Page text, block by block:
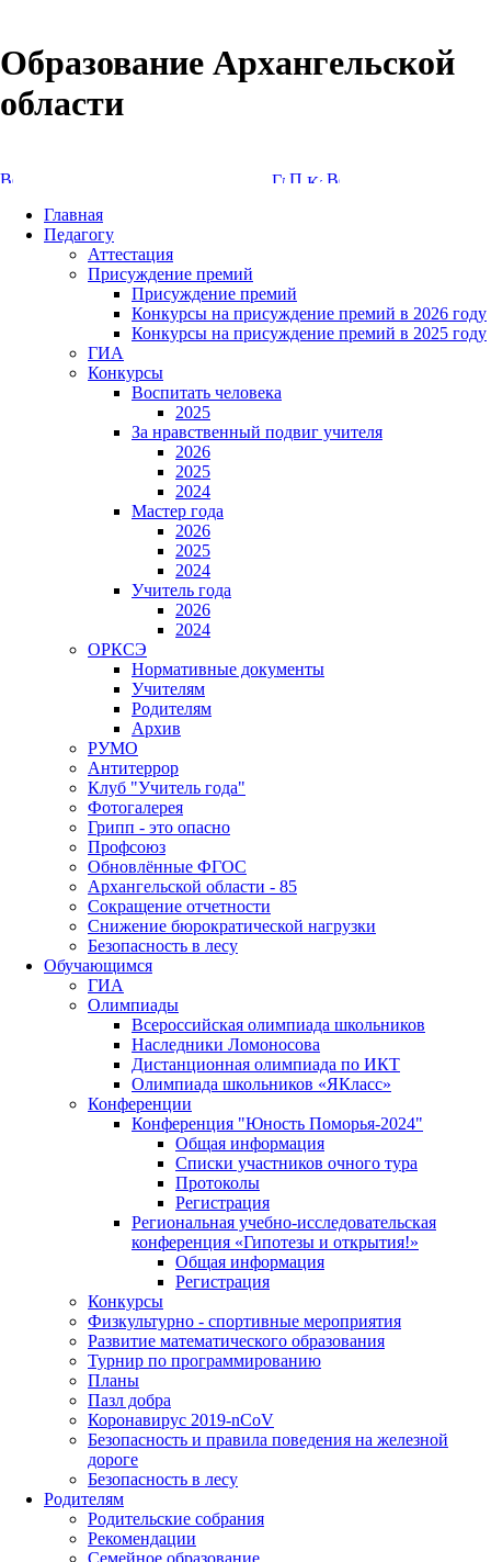
Образование Архангельской
области
Главная
Педагогу
Аттестация
Присуждение премий
Присуждение премий
Конкурсы на присуждение премий в 2026 году
Конкурсы на присуждение премий в 2025 году
ГИА
Конкурсы
Воспитать человека
2025
За нравственный подвиг учителя
2026
2025
2024
Мастер года
2026
2025
2024
Учитель года
2026
2024
ОРКСЭ
Нормативные документы
Учителям
Родителям
Архив
РУМО
Антитеррор
Клуб "Учитель года"
Фотогалерея
Грипп - это опасно
Профсоюз
Обновлённые ФГОС
Архангельской области - 85
Сокращение отчетности
Снижение бюрократической нагрузки
Безопасность в лесу
Обучающимся
ГИА
Олимпиады
Всероссийская олимпиада школьников
Наследники Ломоносова
Дистанционная олимпиада по ИКТ
Олимпиада школьников «ЯКласс»
Конференции
Конференция "Юность Поморья-2024"
Общая информация
Списки участников очного тура
Протоколы
Регистрация
Региональная учебно-исследовательская
конференция «Гипотезы и открытия!»
Общая информация
Регистрация
Конкурсы
Физкультурно - спортивные мероприятия
Развитие математического образования
Турнир по программированию
Планы
Пазл добра
Коронавирус 2019-nCoV
Безопасность и правила поведения на железной
дороге
Безопасность в лесу
Родителям
Родительские собрания
Рекомендации
Семейное образование